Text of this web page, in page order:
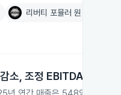
리버티 포뮬러 원 C
, 조정 EBITDA 증가